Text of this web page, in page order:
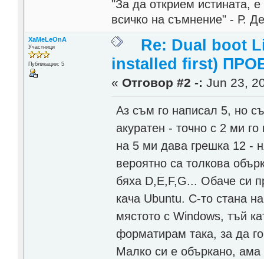
"За да открием истината,
всичко на съмнение" - Р.
XaMeLeOnA
Участници
Публикации: 5
Re: Dual boot
installed first)
« Отговор #2 -: Jun 23,
Аз съм го написал 5, но
акуратен - точно с 2 ми
на 5 ми дава грешка 12 -
вероятно са толкова
бяха D,E,F,G... Обаче си
кача Ubuntu. C-то стана
мястото с Windows, тъй
форматирам така, за да
Малко си е объркано,